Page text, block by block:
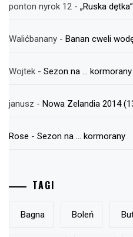
ponton nyrok 12 - „Ruska
Walićbanany - Banan cweli
Wojtek - Sezon na … kormorany
janusz - Nowa Zelandia 2014
Rose - Sezon na … kormorany
TAGI
Bagna Boleń